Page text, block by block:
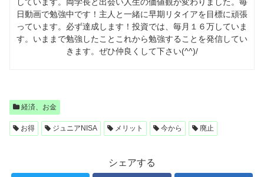
しています。両学長と出会い人生の価値観が変わりました。毎
日動画で勉強中です！主人と一緒に早期リタイアを目標に頑張
っています。必ず達成します！投資では、毎月１６万していま
す。いままで勉強したことこれから勉強することを発信してい
きます。ぜひ仲良くして下さい(^^)/
経済、お金
お得 ジュニアNISA メリット 今から 廃止
シェアする